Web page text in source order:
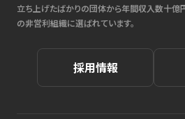
立ち上げたばかりの団体から年間収入数十億
の非営利組織に選ばれています。
採用情報